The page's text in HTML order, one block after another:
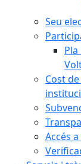
Seu
Cost
Accés